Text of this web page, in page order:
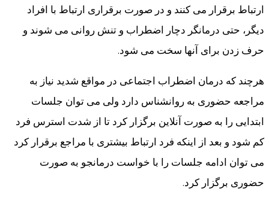
ارتباط برقرار می کنند و در صورت برقراری ارتباط با افراد
دیگر، حتی درمانگر دچار اضطراب و تنش روانی می شوند و
حرف زدن برای آنها سخت می شود.
هرچند که درمان اضطراب اجتماعی در مواقع شدید نیاز به
مراجعه حضوری به روانشناس دارد ولی می توان جلسات
ابتدایی را به صورت آنلاین برگزار کرد تا از شدت استرس فرد
کم شود و بعد از اینکه فرد ارتباط بیشتری با مراجع برقرار کرد
می توان ادامه جلسات را با خواست درمانجو به صورت
حضوری برگزار کرد.